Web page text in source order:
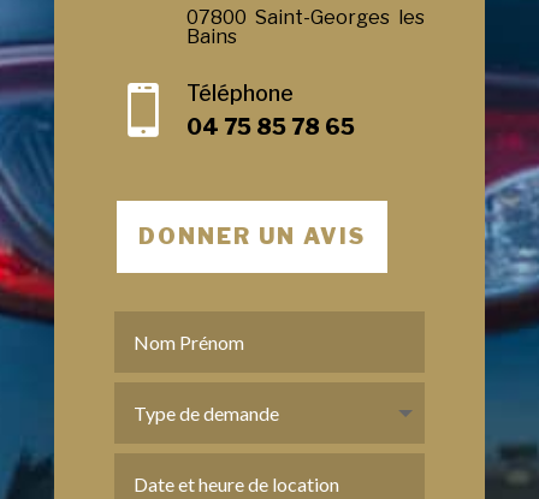
07800 Saint-Georges les
Bains

Téléphone
04 75 85 78 65
DONNER UN AVIS